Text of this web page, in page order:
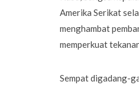
Amerika Serikat
menghambat
memperkuat
Sempat digadang-